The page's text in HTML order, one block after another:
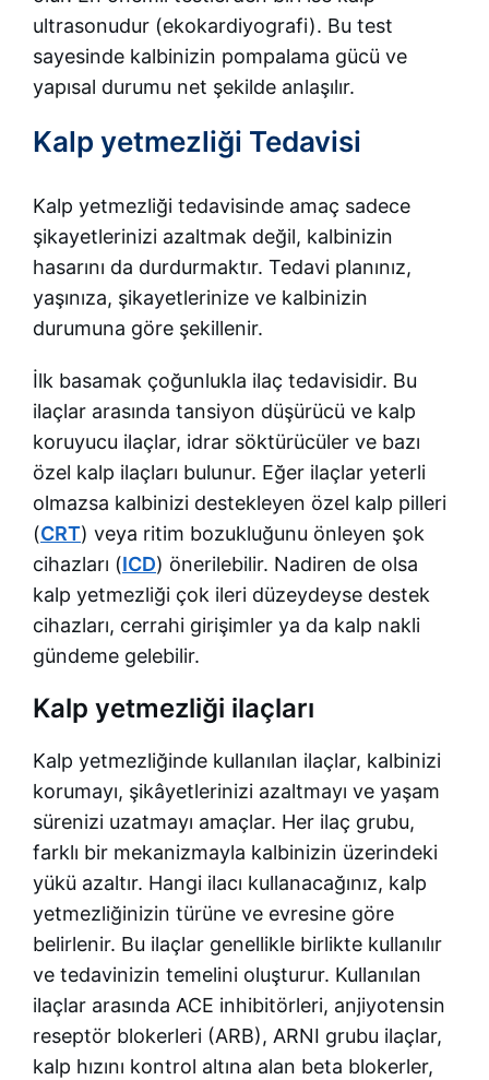
ultrasonudur (ekokardiyografi). Bu test
sayesinde kalbinizin pompalama gücü ve
yapısal durumu net şekilde anlaşılır.
Kalp yetmezliği Tedavisi
Kalp yetmezliği tedavisinde amaç sadece
şikayetlerinizi azaltmak değil, kalbinizin
hasarını da durdurmaktır. Tedavi planınız,
yaşınıza, şikayetlerinize ve kalbinizin
durumuna göre şekillenir.
İlk basamak çoğunlukla ilaç tedavisidir. Bu
ilaçlar arasında tansiyon düşürücü ve kalp
koruyucu ilaçlar, idrar söktürücüler ve bazı
özel kalp ilaçları bulunur. Eğer ilaçlar yeterli
olmazsa kalbinizi destekleyen özel kalp pilleri
(CRT) veya ritim bozukluğunu önleyen şok
cihazları (ICD) önerilebilir. Nadiren de olsa
kalp yetmezliği çok ileri düzeydeyse destek
cihazları, cerrahi girişimler ya da kalp nakli
gündeme gelebilir.
Kalp yetmezliği ilaçları
Kalp yetmezliğinde kullanılan ilaçlar, kalbinizi
korumayı, şikâyetlerinizi azaltmayı ve yaşam
sürenizi uzatmayı amaçlar. Her ilaç grubu,
farklı bir mekanizmayla kalbinizin üzerindeki
yükü azaltır. Hangi ilacı kullanacağınız, kalp
yetmezliğinizin türüne ve evresine göre
belirlenir. Bu ilaçlar genellikle birlikte kullanılır
ve tedavinizin temelini oluşturur. Kullanılan
ilaçlar arasında ACE inhibitörleri, anjiyotensin
reseptör blokerleri (ARB), ARNI grubu ilaçlar,
kalp hızını kontrol altına alan beta blokerler,